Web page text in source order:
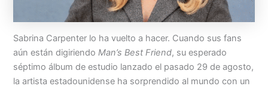
Sabrina Carpenter lo ha vuelto a hacer. Cuando sus fans
aún están digiriendoMan’s Best Friend, su esperado
séptimo álbum de estudio lanzado el pasado 29 de agosto,
la artista estadounidense ha sorprendido al mundo con un